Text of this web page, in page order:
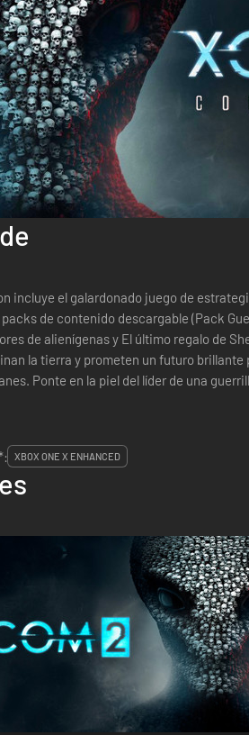
incluye el galardonado juego de
de contenido descargable (Pack
de alienígenas y El último regalo de
la tierra y prometen un futuro
Ponte en la piel del líder de una
XBOX ONE X ENHANCED